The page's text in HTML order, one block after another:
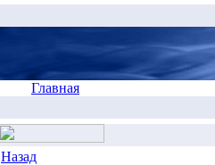
Главная
Назад